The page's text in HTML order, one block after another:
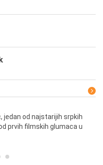
jedan od najstarijih srpkih
prvih filmskih glumaca u